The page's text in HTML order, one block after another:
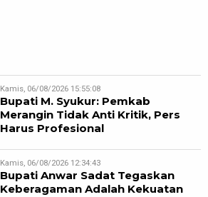
Kamis, 06/08/2026 15:55:08
Bupati M. Syukur: Pemkab
Merangin Tidak Anti Kritik, Pers
Harus Profesional
Kamis, 06/08/2026 12:34:43
Bupati Anwar Sadat Tegaskan
Keberagaman Adalah Kekuatan